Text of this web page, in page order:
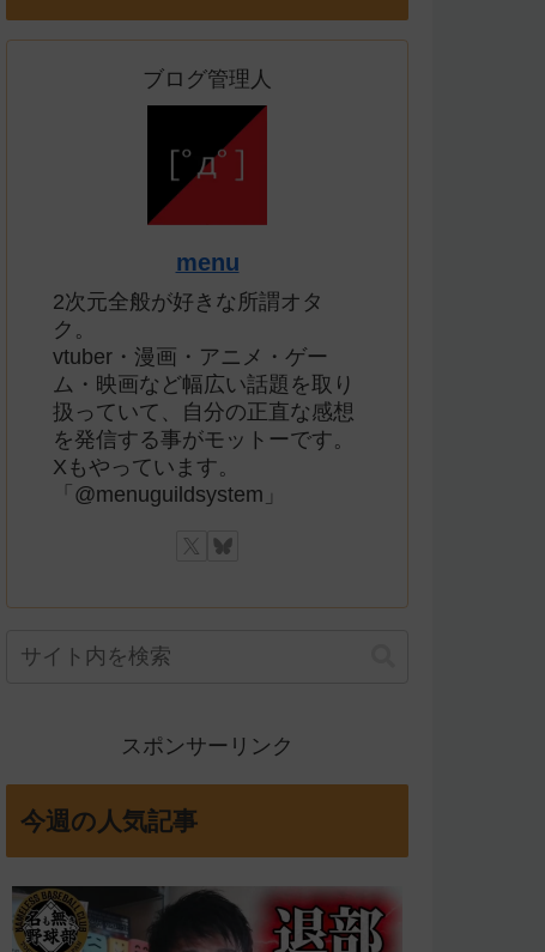
ブログ管理人
menu
2次元全般が好きな所謂オタ
ク。
vtuber・漫画・アニメ・ゲー
ム・映画など幅広い話題を取り
扱っていて、自分の正直な感想
を発信する事がモットーです。
Xもやっています。
「@menuguildsystem」
スポンサーリンク
今週の人気記事